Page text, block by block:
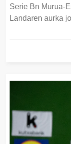
Serie Bn Murua-
Landaren aurka